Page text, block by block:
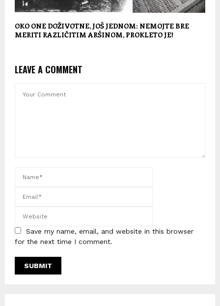
OKO ONE DOŽIVOTNE, JOŠ JEDNOM: NEMOJTE BRE
MERITI RAZLIČITIM ARŠINOM, PROKLETO JE!
LEAVE A COMMENT
Save my name, email, and website in this browser
for the next time I comment.